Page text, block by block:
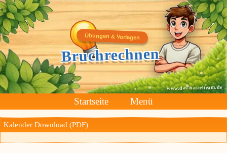
Übungen & Vorlagen
Bruchrechnen
www.das-bastelteam.de
Startseite Menü
Kalender Download (PDF)